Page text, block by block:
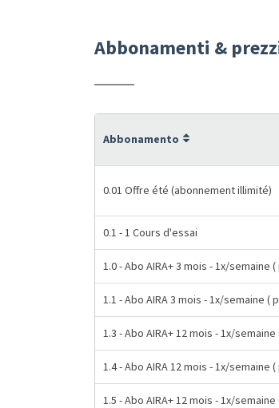
Abbonamenti &
Abbonamento
0.01 Offre été (abonnement illimité)
0.1 - 1 Cours d'essai
1.0 - Abo AIRA+ 3 mois - 1x/semaine
1.1 - Abo AIRA 3 mois - 1x/semaine (
1.3 - Abo AIRA+ 12 mois - 1x/
1.4 - Abo AIRA 12 mois - 1x/semaine
1.5 - Abo AIRA+ 12 mois - 1x/